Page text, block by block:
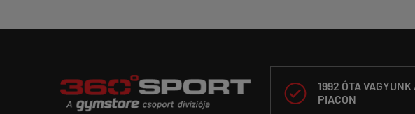

1992 ÓTA VAGYUNK
PIACON